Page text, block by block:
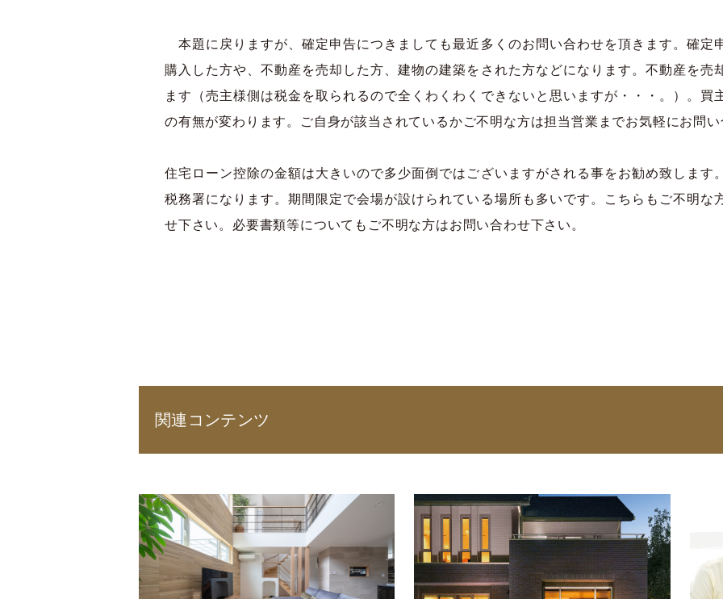
本題に戻りますが、確定申告につきましても最近多くのお問い合わせを頂きます。確定
購入した方や、不動産を売却した方、建物の建築をされた方などになります。不動産を売
ます（売主様側は税金を取られるので全くわくわくできないと思いますが・・・。）。買
の有無が変わります。ご自身が該当されているかご不明な方は担当営業までお気軽にお問
住宅ローン控除の金額は大きいので多少面倒ではございますがされる事をお勧め致します
税務署になります。期間限定で会場が設けられている場所も多いです。こちらもご不明な
せ下さい。必要書類等についてもご不明な方はお問い合わせ下さい。
関連コンテンツ